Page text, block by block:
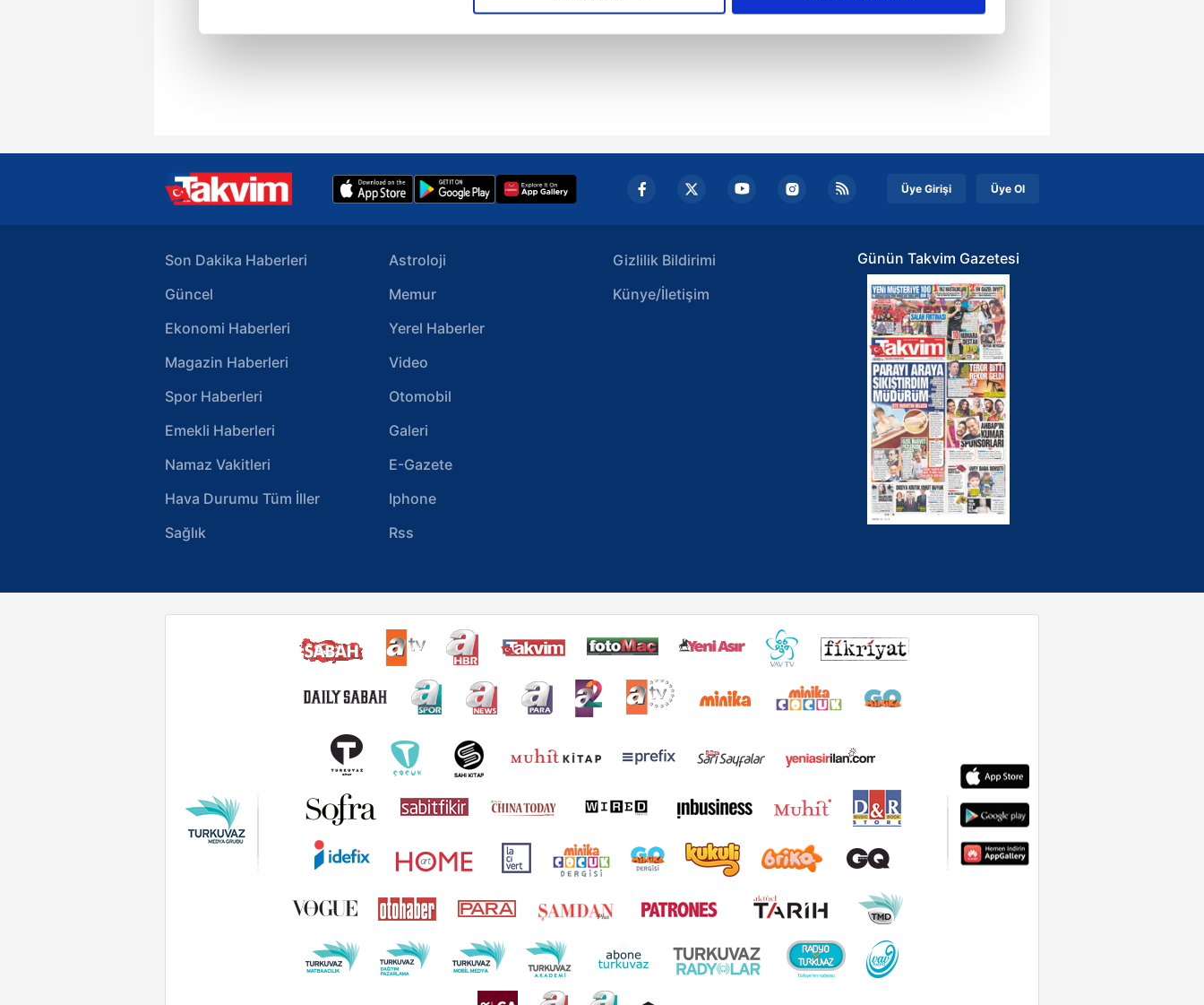
Çerezlere ilişkin tercihlerinizi aşağıda yer alan panel vasıtasıyla belirleyebilirsiniz. Çerezlere ilişkin detaylı bilgi için Ayarlar
butonuna tıklayabilir,Çerez Bilgilendirme Metnimiziziyaret edebilirsiniz.
mevzuata uygun olarak kullanılan çerezlerle ilgili bilgi almak için lütfentıklayınız.
Üye Girişi Üye Ol
Son Dakika Haberleri
Güncel
Ekonomi Haberleri
Magazin Haberleri
Spor Haberleri
Emekli Haberleri
Namaz Vakitleri
Hava Durumu Tüm İller
Sağlık
Astroloji
Memur
Yerel Haberler
Video
Otomobil
Galeri
E-Gazete
Iphone
Rss
Gizlilik Bildirimi
Künye/İletişim
Günün Takvim Gazetesi